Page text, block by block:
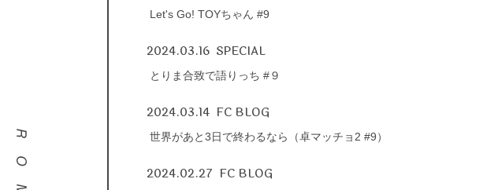
Let's Go! TOYちゃん #9
2024.03.16 SPECIAL
とりま合致で語りっち #９
2024.03.14 FC BLOG
世界があと3日で終わるなら（卓マッチョ2 #9）
2024.02.27 FC BLOG